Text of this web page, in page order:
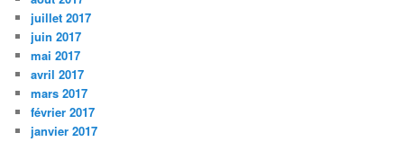
juillet 2017
juin 2017
mai 2017
avril 2017
mars 2017
février 2017
janvier 2017